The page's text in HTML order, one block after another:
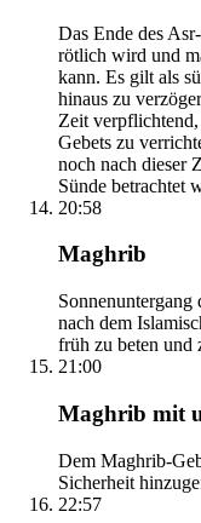
Das Ende des
rötlich wird und
kann. Es gilt als
hinaus zu
Zeit
Gebets zu
noch nach dieser
Sünde betrachtet
20:58
Maghrib
Sonnenuntergang
nach dem
früh zu beten und
21:00
Maghrib mit
Dem Maghrib-
Sicherheit
22:57